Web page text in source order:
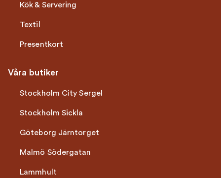
Kök & Servering
Textil
Presentkort
Våra butiker
Stockholm City Sergel
Stockholm Sickla
Göteborg Järntorget
Malmö Södergatan
Lammhult